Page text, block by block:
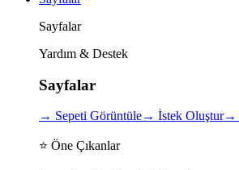
Sayfalar
Yardım & Destek
Sayfalar
→ Sepeti Görüntüle→ İstek Oluştur→
⭐ Öne Çıkanlar